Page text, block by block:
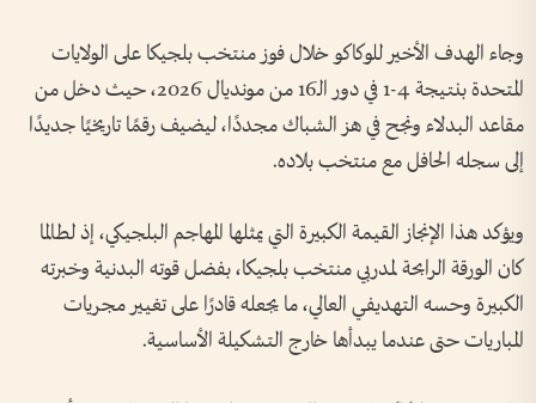
وجاء الهدف الأخير للوكاكو خلال فوز منتخب بلجيكا على الولايات
المتحدة بنتيجة 4-1 في دور الـ16 من مونديال 2026، حيث دخل من
مقاعد البدلاء ونجح في هز الشباك مجددًا، ليضيف رقمًا تاريخيًا جديدًا
إلى سجله الحافل مع منتخب بلاده.
ويؤكد هذا الإنجاز القيمة الكبيرة التي يمثلها المهاجم البلجيكي، إذ لطالما
كان الورقة الرابحة لمدربي منتخب بلجيكا، بفضل قوته البدنية وخبرته
الكبيرة وحسه التهديفي العالي، ما يجعله قادرًا على تغيير مجريات
المباريات حتى عندما يبدأها خارج التشكيلة الأساسية.